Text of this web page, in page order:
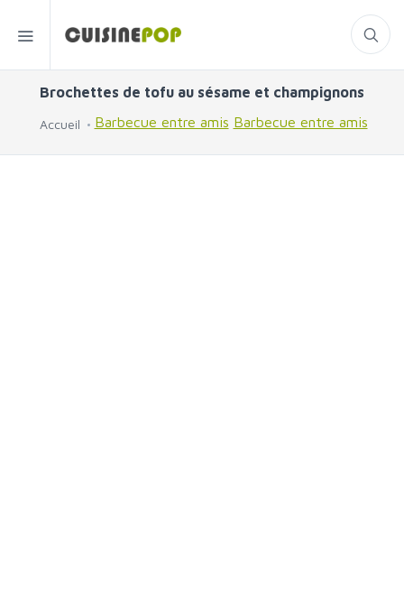
Brochettes de tofu au sésame et champignons
Accueil Barbecue entre amis Barbecue entre amis